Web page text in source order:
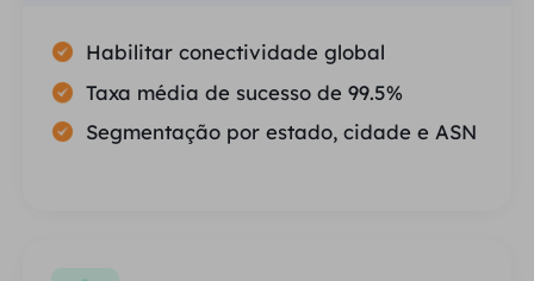
Habilitar conectividade global
Taxa média de sucesso de 99.5%
Segmentação por estado, cidade e ASN